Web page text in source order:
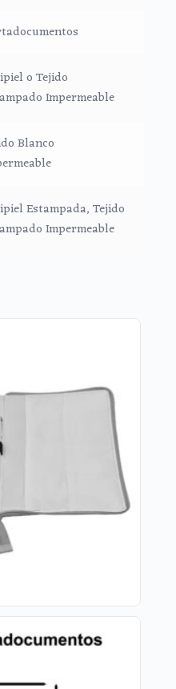
o Tejido
Impermeable
Blanco
Estampada, Tejido
Impermeable